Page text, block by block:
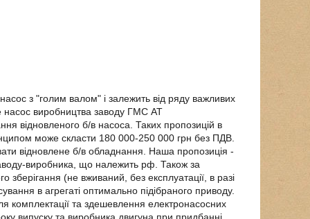
з "голим валом" і залежить від ряду важливих
насос виробництва заводу ГМС АТ
відновленого б/в насоса. Таких пропозицій в
може скласти 180 000-250 000 грн без ПДВ.
відновлене б/в обладнання. Наша пропозиція -
виробника, що належить рф. Також за
(не вживаний, без експлуатації, в разі
в агрегаті оптимально підібраного приводу.
комплектації та здешевлення електронасосних